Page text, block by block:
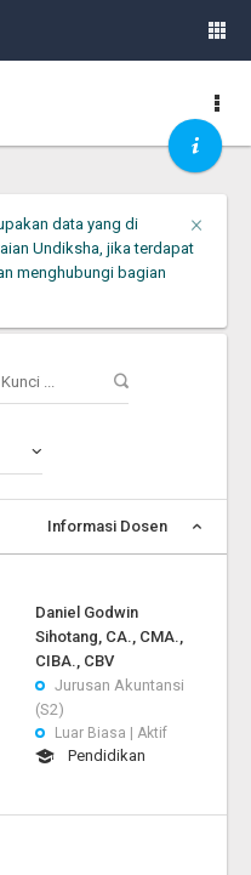
×
data yang di
Undiksha, jika terdapat
menghubungi bagian
Informasi Dosen
Daniel Godwin
Sihotang, CA., CMA.,
CIBA., CBV
Jurusan Akuntansi
(S2)
Luar Biasa | Aktif
Pendidikan